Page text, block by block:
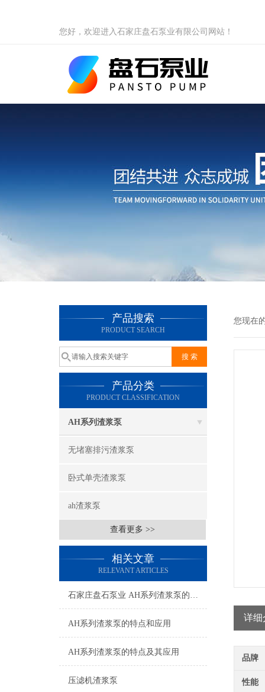
您好，欢迎进入石家庄盘石泵业有限公司网站！
产品搜索
PRODUCT SEARCH
产品分类
PRODUCT CLASSIFICATION
AH系列渣浆泵
无堵塞排污渣浆泵
卧式单壳渣浆泵
ah渣浆泵
查看更多 >>
相关文章
RELEVANT ARTICLES
石家庄盘石泵业 AH系列渣浆泵的特点及应用
AH系列渣浆泵的特点和应用
AH系列渣浆泵的特点及其应用
压滤机渣浆泵
您现在
详细
品牌
性能